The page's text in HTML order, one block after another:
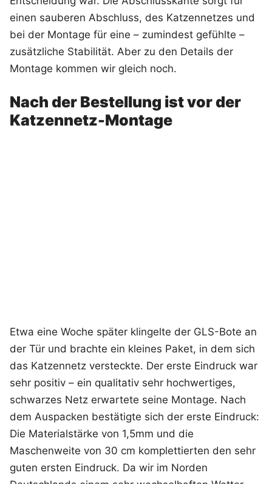
einen sauberen Abschluss, des Katzennetzes und
bei der Montage für eine – zumindest gefühlte –
zusätzliche Stabilität. Aber zu den Details der
Montage kommen wir gleich noch.
Nach der Bestellung ist vor der
Katzennetz-Montage
Etwa eine Woche später klingelte der GLS-Bote an
der Tür und brachte ein kleines Paket, in dem sich
das Katzennetz versteckte. Der erste Eindruck war
sehr positiv – ein qualitativ sehr hochwertiges,
schwarzes Netz erwartete seine Montage. Nach
dem Auspacken bestätigte sich der erste Eindruck:
Die Materialstärke von 1,5mm und die
Maschenweite von 30 cm komplettierten den sehr
guten ersten Eindruck. Da wir im Norden